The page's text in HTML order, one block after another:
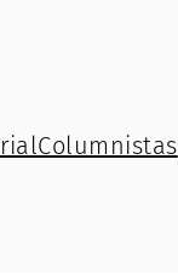
Columnistas